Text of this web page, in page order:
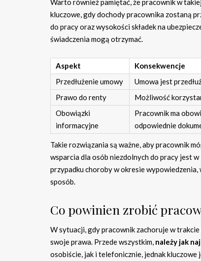
Warto również pamiętać, że pracownik w
kluczowe, gdy dochody pracownika zostaną
do pracy oraz wysokości składek na
świadczenia mogą otrzymać.
Aspekt
Konsekwencje
Przedłużenie umowy
Umowa jest
Prawo do renty
Możliwość
Obowiązki
informacyjne
Pracownik ma
odpowiednie
Takie rozwiązania są ważne, aby pracownik
wsparcia dla osób niezdolnych do pracy jest
przypadku choroby w okresie
sposób.
Co powinien zrobić
W sytuacji, gdy pracownik zachoruje w
swoje prawa. Przede wszystkim, należy jak
osobiście, jak i telefonicznie, jednak kluczowe